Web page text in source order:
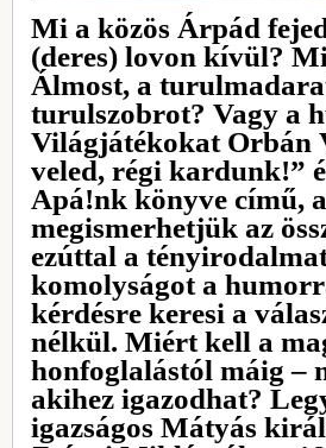
Mi a közös Árpád
(deres) lovon kívül?
Álmost, a
turulszobrot? Vagy a
Világjátékokat Orbán
veled, régi kardunk!”
Apá!nk könyve című,
megismerhetjük az
ezúttal a
komolyságot a
kérdésre keresi a
nélkül. Miért kell a
honfoglalástól máig –
akihez igazodhat?
igazságos Mátyás